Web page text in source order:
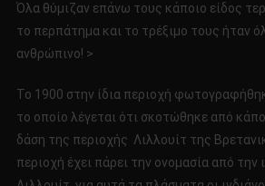
Όλα θύμιζαν επάνω τους κάποιο είδος
το περπάτημα και το τρέξιμο τους ήταν
ανθρώπινο! >
Το 1900 στην ίδια περιοχή
το οποίο λέγεται ότι σκοτώθηκε από
δάση της περιοχής Λιλλουίτ της
περιοχή έχει πάρει την ονομασία από την